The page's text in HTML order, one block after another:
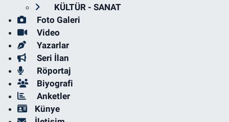
KÜLTÜR - SANAT
Foto Galeri
Video
Yazarlar
Seri İlan
Röportaj
Biyografi
Anketler
Künye